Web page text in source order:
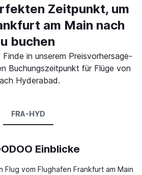
Zeitpunkt, um
am Main nach
buchen
in unserem Preisvorhersage-
Buchungszeitpunkt für Flüge von
Hyderabad.
FRA-HYD
Einblicke
Flug vom Flughafen Frankfurt am Main